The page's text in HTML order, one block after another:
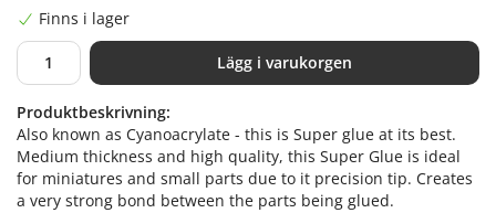
Finns i lager
Lägg i varukorgen
Produktbeskrivning:
Also known as Cyanoacrylate - this is Super glue at its best.
Medium thickness and high quality, this Super Glue is ideal
for miniatures and small parts due to it precision tip. Creates
a very strong bond between the parts being glued.